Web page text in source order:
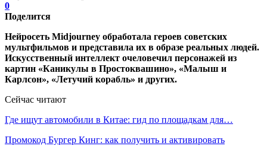
0
Поделится
Нейросеть Midjourney обработала героев советских
мультфильмов и представила их в образе реальных людей.
Искусственный интеллект очеловечил персонажей из
картин «Каникулы в Простоквашино», «Малыш и
Карлсон», «Летучий корабль» и других.
Сейчас читают
Где ищут автомобили в Китае: гид по площадкам для…
Промокод Бургер Кинг: как получить и активировать